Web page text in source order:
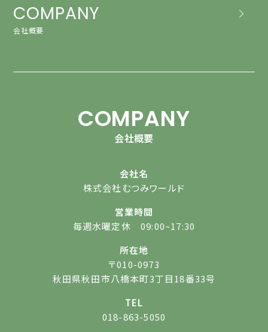
COMPANY
会社概要
COMPANY
会社概要
会社名
株式会社むつみワールド
営業時間
毎週水曜定休 09:00~17:30
所在地
〒010-0973
秋田県秋田市八橋本町3丁目18番33号
TEL
018-863-5050